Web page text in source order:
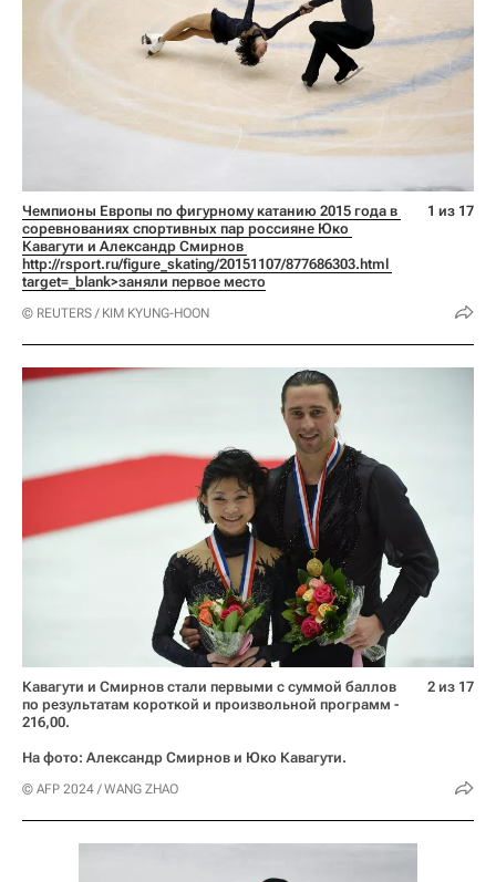
Чемпионы Европы по фигурному катанию 2015 года в
соревнованиях спортивных пар россияне Юко
http://rsport.ru/figure_skating/20151107/877686303.html
target=_blank>заняли первое место
© REUTERS / KIM KYUNG-HOON
1 из 17
Кавагути и Смирнов стали первыми с суммой баллов
по результатам короткой и произвольной программ -
216,00.
На фото: Александр Смирнов и Юко Кавагути.
© AFP 2024 / WANG ZHAO
2 из 17